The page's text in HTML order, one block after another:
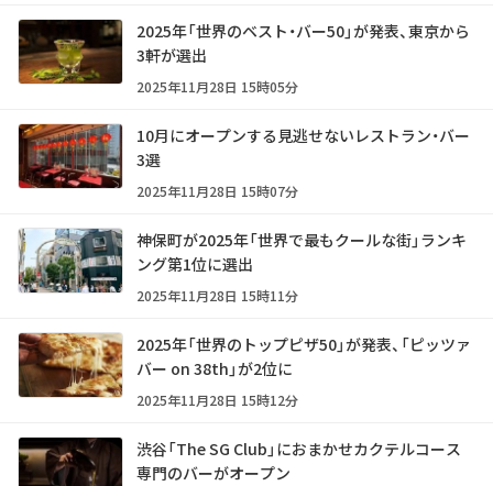
2025年「世界のベスト・バー50」が発表、東京から
3軒が選出
2025年11月28日 15時05分
10月にオープンする見逃せないレストラン・バー
3選
2025年11月28日 15時07分
神保町が2025年「世界で最もクールな街」ランキ
ング第1位に選出
2025年11月28日 15時11分
2025年「世界のトップピザ50」が発表、「ピッツァ
バー on 38th」が2位に
2025年11月28日 15時12分
渋谷「The SG Club」におまかせカクテルコース
専門のバーがオープン